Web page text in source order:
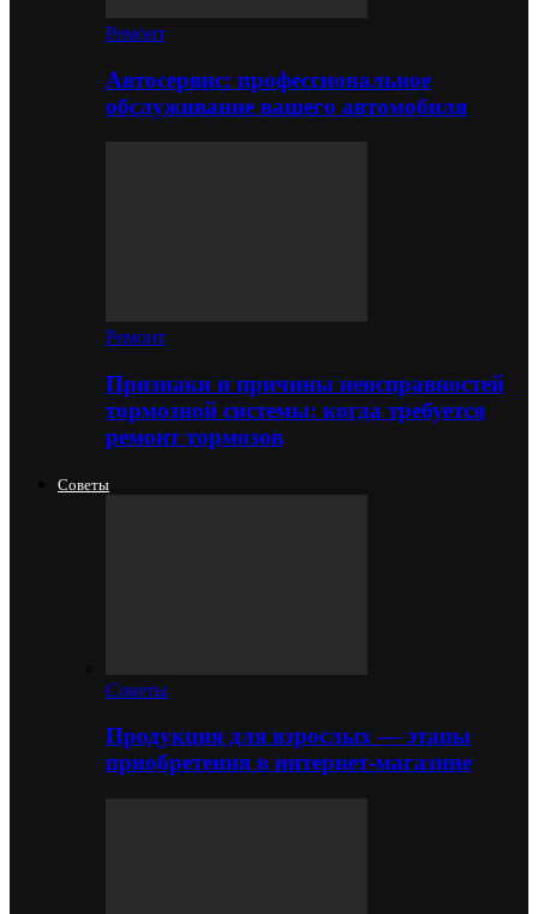
Ремонт
Автосервис: профессиональное
обслуживание вашего автомобиля
Ремонт
Признаки и причины неисправностей
тормозной системы: когда требуется
ремонт тормозов
Советы
Советы
Продукция для взрослых — этапы
приобретения в интернет-магазине